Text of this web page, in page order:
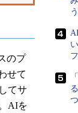
のプ
せて
てサ
AIを